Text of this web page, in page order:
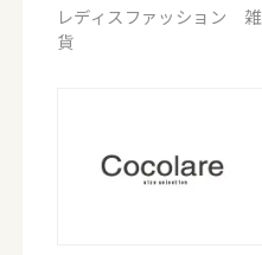
レディスファッション 雑
貨